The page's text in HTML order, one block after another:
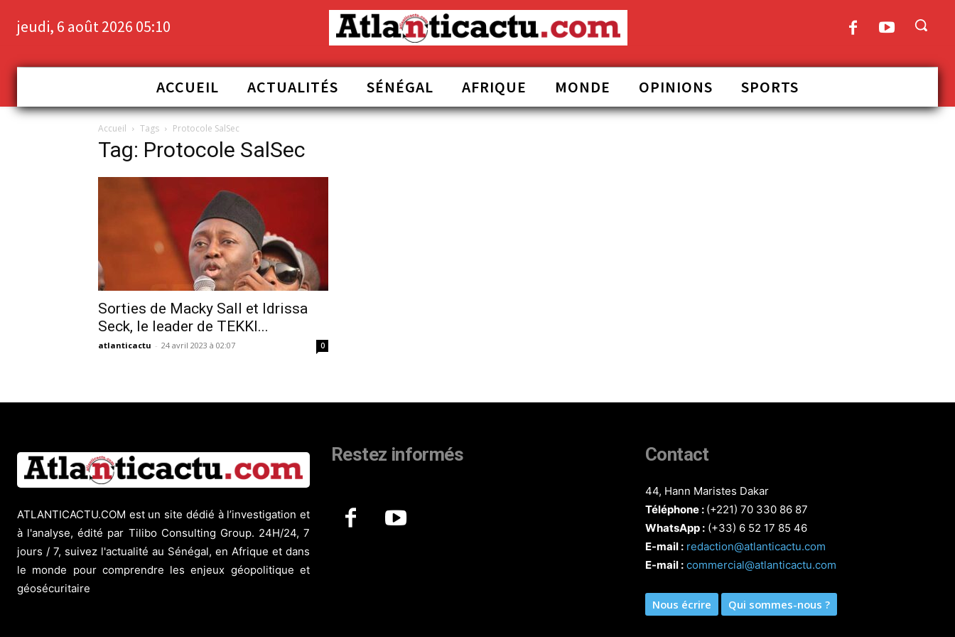
jeudi, 6 août 2026 05:10
ACCUEIL ACTUALITÉS SÉNÉGAL AFRIQUE MONDE OPINIONS SPORTS
Accueil Tags Protocole SalSec
Tag: Protocole SalSec
Sorties de Macky Sall et Idrissa
Seck, le leader de TEKKI...
atlanticactu - 24 avril 2023 à 02:07 0
ATLANTICACTU.COM est un site dédié à l’investigation et
à l'analyse, édité par Tilibo Consulting Group. 24H/24, 7
jours / 7, suivez l'actualité au Sénégal, en Afrique et dans
le monde pour comprendre les enjeux géopolitique et
géosécuritaire
Restez informés Contact
44, Hann Maristes Dakar
Téléphone : (+221) 70 330 86 87‬
WhatsApp : (+33) 6 52 17 85 46
E-mail : redaction@atlanticactu.com
E-mail : commercial@atlanticactu.com
Nous écrire Qui sommes-nous ?